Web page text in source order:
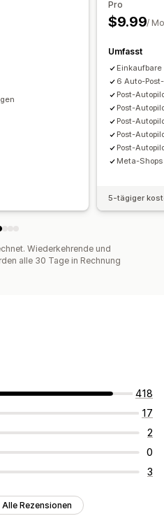
Traffic-Quelle
Pro
$9.99/
Umfasst
6 Auto-
Post-
Post-
Post-
Post-
Post-
Meta-
5-tägiger
Wiederkehrende und
alle 30 Tage in Rechnung
418
17
2
0
3
Alle Rezensionen